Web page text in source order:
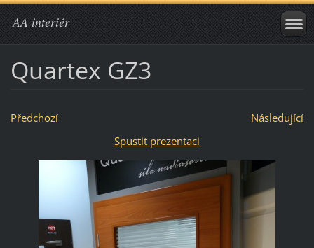
AA interiér
Quartex GZ3
Předchozí
Následující
Spustit prezentaci